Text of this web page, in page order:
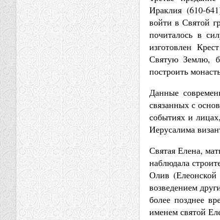
Ираклия (610-
войти в Святой
почиталось в
изготовлен
Святую Землю,
построить
Данные
связанных с
событиях и
Иерусалима
Святая Елена,
наблюдала
Олив (Елеонской
возведением
более позднее
именем святой